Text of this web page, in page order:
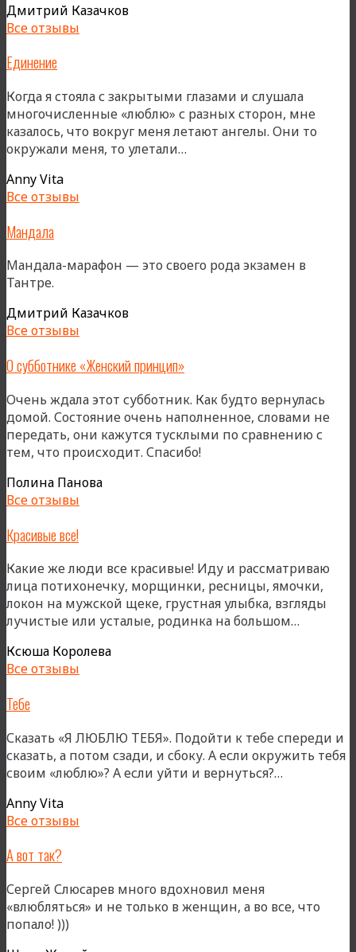
Чувствовать»
Дмитрий Казачков
Все отзывы
Единение
Когда я стояла с закрытыми глазами и слушала
многочисленные «люблю» с разных сторон, мне
казалось, что вокруг меня летают ангелы. Они то
окружали меня, то улетали…
Anny Vita
Все отзывы
Мандала
Мандала-марафон — это своего рода экзамен в
Тантре.
Дмитрий Казачков
Все отзывы
О субботнике «Женский принцип»
Очень ждала этот субботник. Как будто вернулась
домой. Состояние очень наполненное, словами не
передать, они кажутся тусклыми по сравнению с
тем, что происходит. Спасибо!
Полина Панова
Все отзывы
Красивые все!
Какие же люди все красивые! Иду и рассматриваю
лица потихонечку, морщинки, ресницы, ямочки,
локон на мужской щеке, грустная улыбка, взгляды
лучистые или усталые, родинка на большом…
Ксюша Королева
Все отзывы
Тебе
Сказать «Я ЛЮБЛЮ ТЕБЯ». Подойти к тебе спереди и
сказать, а потом сзади, и сбоку. А если окружить тебя
своим «люблю»? А если уйти и вернуться?…
Anny Vita
Все отзывы
А вот так?
Сергей Слюсарев много вдохновил меня
«влюбляться» и не только в женщин, а во все, что
попало! )))